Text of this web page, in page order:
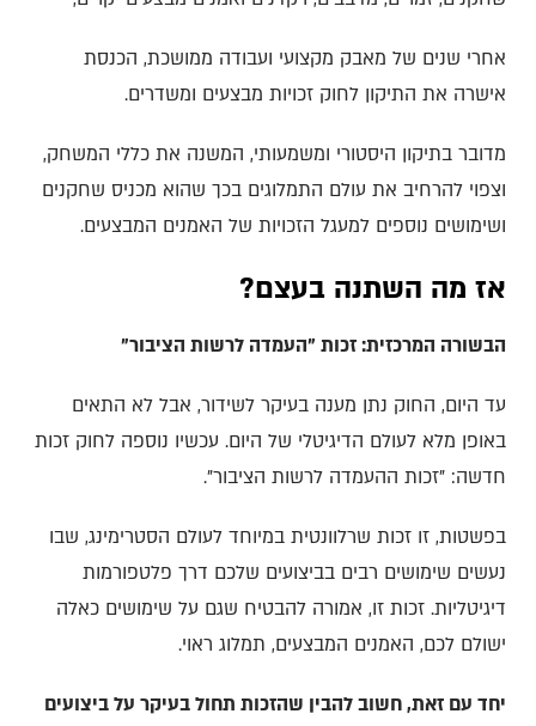
אחרי שנים של מאבק מקצועי ועבודה ממושכת, הכנסת
אישרה את התיקון לחוק זכויות מבצעים ומשדרים.
מדובר בתיקון היסטורי ומשמעותי, המשנה את כללי המשחק,
וצפוי להרחיב את עולם התמלוגים בכך שהוא מכניס שחקנים
ושימושים נוספים למעגל הזכויות של האמנים המבצעים.
אז מה השתנה בעצם?
הבשורה המרכזית: זכות "העמדה לרשות הציבור"
עד היום, החוק נתן מענה בעיקר לשידור, אבל לא התאים
באופן מלא לעולם הדיגיטלי של היום. עכשיו נוספה לחוק זכות
חדשה: "זכות ההעמדה לרשות הציבור".
בפשטות, זו זכות שרלוונטית במיוחד לעולם הסטרימינג, שבו
נעשים שימושים רבים בביצועים שלכם דרך פלטפורמות
דיגיטליות. זכות זו, אמורה להבטיח שגם על שימושים כאלה
ישולם לכם, האמנים המבצעים, תמלוג ראוי.
יחד עם זאת, חשוב להבין שהזכות תחול בעיקר על ביצועים